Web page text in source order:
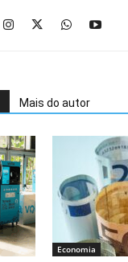
Mais do autor
Economia